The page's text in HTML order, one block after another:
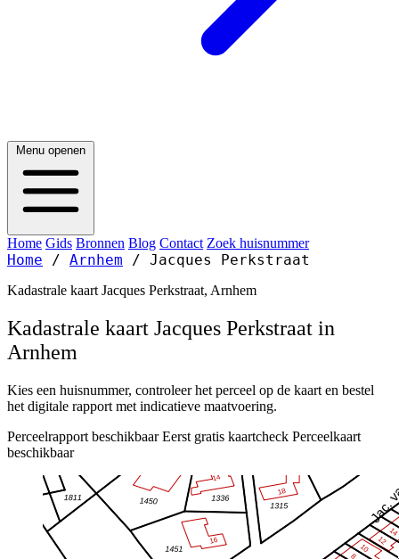
Menu openen
Home Gids Bronnen Blog Contact Zoek huisnummer
Home / Arnhem / Jacques Perkstraat
Kadastrale kaart Jacques Perkstraat, Arnhem
Kadastrale kaart Jacques Perkstraat in
Arnhem
Kies een huisnummer, controleer het perceel op de kaart en bestel
het digitale rapport met indicatieve maatvoering.
Perceelrapport beschikbaar Eerst gratis kaartcheck Perceelkaart
beschikbaar